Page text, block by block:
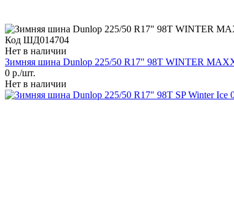
Код ШД014704
Нет в наличии
Зимняя шина Dunlop 225/50 R17" 98Т WINTER
0 р./шт.
Нет в наличии